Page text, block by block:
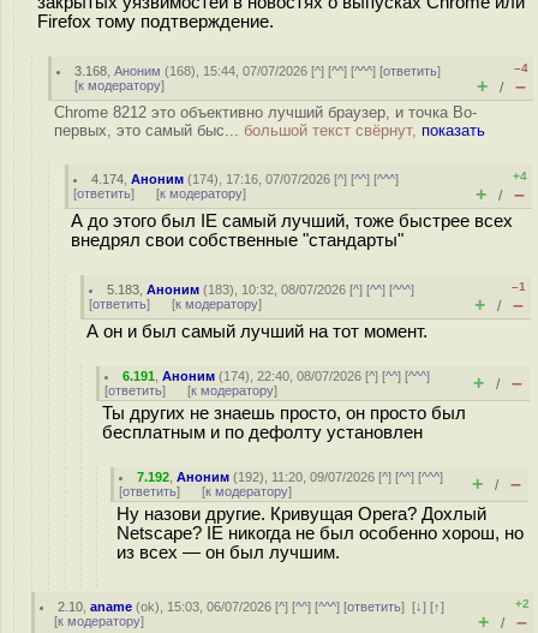
Firefox тому подтверждение.
3.168 ,Аноним (168), 15:44, 07/07/2026 [^] [^^] [^^^] [ответить]
[к модератору]
–4
+ / –
Chrome 8212 это объективно лучший браузер, и точка Во-
первых, это самый быс... большой текст свёрнут, показать
4.174 ,Аноним (174), 17:16, 07/07/2026 [^] [^^] [^^^]
[ответить] [к модератору]
+4
+ / –
А до этого был IE самый лучший, тоже быстрее всех
внедрял свои собственные "стандарты"
5.183 ,Аноним (183), 10:32, 08/07/2026 [^] [^^] [^^^]
[ответить] [к модератору]
–1
+ / –
А он и был самый лучший на тот момент.
6.191 ,Аноним (174), 22:40, 08/07/2026 [^] [^^] [^^^]
[ответить] [к модератору] + / –
Ты других не знаешь просто, он просто был
бесплатным и по дефолту установлен
7.192 ,Аноним (192), 11:20, 09/07/2026 [^] [^^] [^^^]
[ответить] [к модератору] + / –
Ну назови другие. Кривущая Opera? Дохлый
Netscape? IE никогда не был особенно хорош, но
из всех — он был лучшим.
2.10 ,aname (ok), 15:03, 06/07/2026 [^] [^^] [^^^] [ответить][↓] [↑]
[к модератору]
+2
+ / –